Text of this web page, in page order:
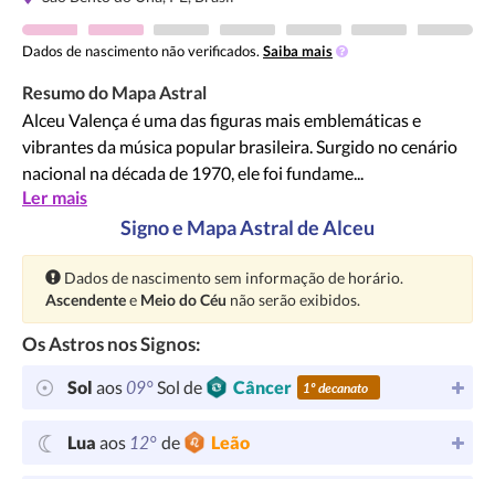
Dados de nascimento não verificados. Saiba mais
Resumo do Mapa Astral
Alceu Valença é uma das figuras mais emblemáticas e
vibrantes da música popular brasileira. Surgido no cenário
nacional na década de 1970, ele foi fundame...
Ler mais
Signo e Mapa Astral de Alceu
Atenção:
Dados de nascimento sem informação de horário.
Ascendentee Meio do Céu não serão exibidos.
Os Astros nos Signos:
Sol aos09°Sol de Câncer 1º decanato
Lua aos 12° de Leão